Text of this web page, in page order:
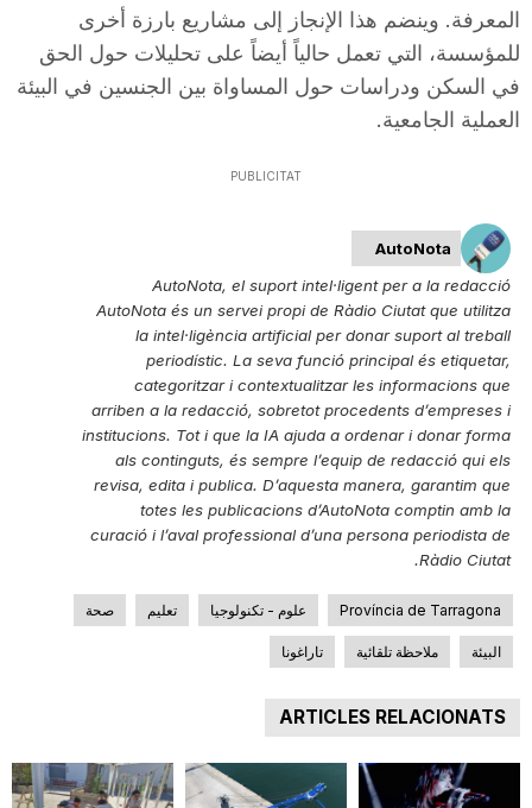
المعرفة. وينضم هذا الإنجاز إلى مشاريع بارزة أخرى
للمؤسسة، التي تعمل حالياً أيضاً على تحليلات حول الحق
في السكن ودراسات حول المساواة بين الجنسين في البيئة
العملية الجامعية.
PUBLICITAT
AutoNota
AutoNota, el suport intel·ligent per a la redacció
AutoNota és un servei propi de Ràdio Ciutat que utilitza
la intel·ligència artificial per donar suport al treball
periodístic. La seva funció principal és etiquetar,
categoritzar i contextualitzar les informacions que
arriben a la redacció, sobretot procedents d’empreses i
institucions. Tot i que la IA ajuda a ordenar i donar forma
als continguts, és sempre l’equip de redacció qui els
revisa, edita i publica. D’aquesta manera, garantim que
totes les publicacions d’AutoNota comptin amb la
curació i l’aval professional d’una persona periodista de
Ràdio Ciutat.
Província de Tarragona علوم - تكنولوجيا تعليم صحة
البيئة ملاحظة تلقائية تاراغونا
ARTICLES RELACIONATS